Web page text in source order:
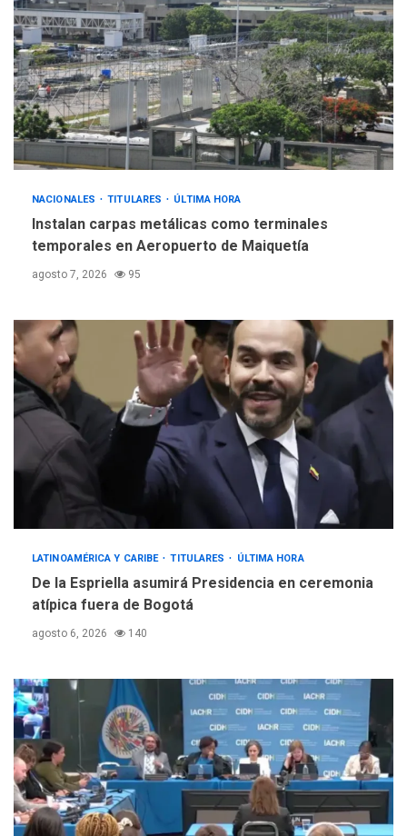
4
Gobierno y AN2015 en
nueva mesa de diálogo
INTERNACIONALES ÚLTIMA HORA
Hiroshima 81 años de la
debacle atómica. Japón
debate principios no
nucleares
NACIONALES TITULARES ÚLTIMA HORA
Instalan carpas metálicas como terminales
temporales en Aeropuerto de Maiquetía
agosto 7, 2026 95
LATINOAMÉRICA Y CARIBE TITULARES ÚLTIMA HORA
De la Espriella asumirá Presidencia en ceremonia
atípica fuera de Bogotá
agosto 6, 2026 140